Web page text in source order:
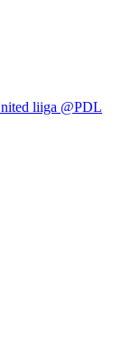
liiga @PDL